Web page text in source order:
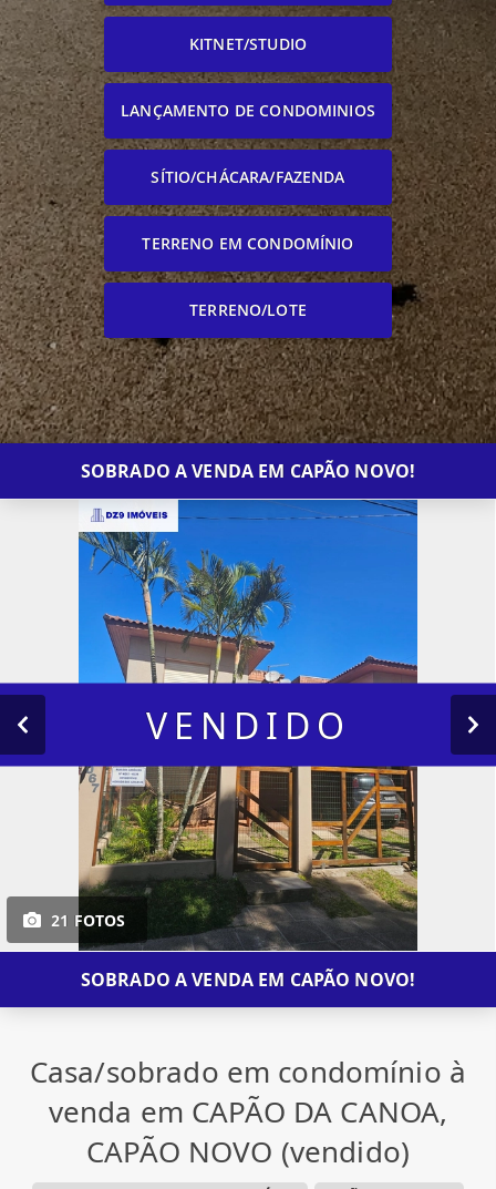
KITNET/STUDIO
LANÇAMENTO DE CONDOMINIOS
SÍTIO/CHÁCARA/FAZENDA
TERRENO EM CONDOMÍNIO
TERRENO/LOTE
SOBRADO A VENDA EM CAPÃO NOVO!
21 FOTOS
VENDIDO
SOBRADO A VENDA EM CAPÃO NOVO!
Casa/sobrado em condomínio à
venda em CAPÃO DA CANOA,
CAPÃO NOVO (vendido)